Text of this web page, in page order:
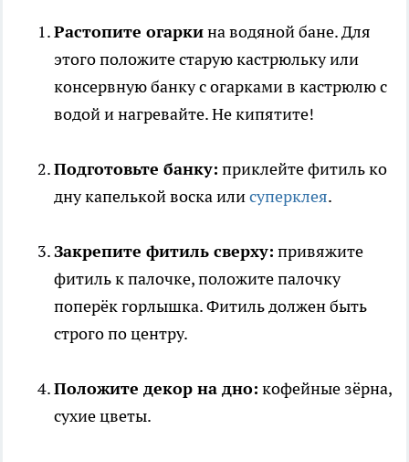
Растопите огаркина водяной бане. Для
этого положите старую кастрюльку или
консервную банку с огарками в кастрюлю с
водой и нагревайте. Не кипятите!
Подготовьте банку: приклейте фитиль ко
дну капелькой воска илисуперклея.
Закрепите фитиль сверху: привяжите
фитиль к палочке, положите палочку
поперёк горлышка. Фитиль должен быть
строго по центру.
Положите декор на дно: кофейные зёрна,
сухие цветы.